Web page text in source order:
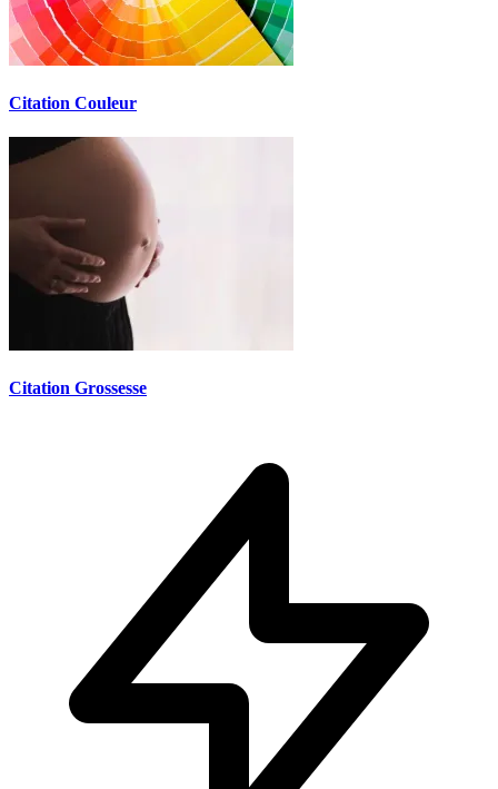
Citation Couleur
Citation Grossesse